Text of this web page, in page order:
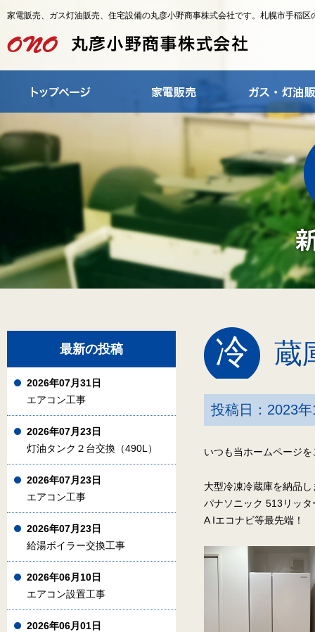
家電販売、ガス灯油販売、住宅設備の丸彦小野商事株式会社です。札幌市手稲区
冷 蔵
投稿日：2023
いつも当ホームページ
大型冷凍冷蔵庫を納品し
パナソニック 513リッタ
A Iエコナビ等最先端！
最新の投稿
2026年07月31日
エアコン工事
2026年07月23日
灯油タンク２台交換（490L）
2026年07月23日
エアコン工事
2026年07月23日
給湯ボイラー交換工事
2026年06月10日
エアコン設置工事
2026年06月01日